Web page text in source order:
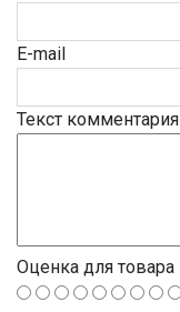
E-mail
Текст комментария
Оценка для товара